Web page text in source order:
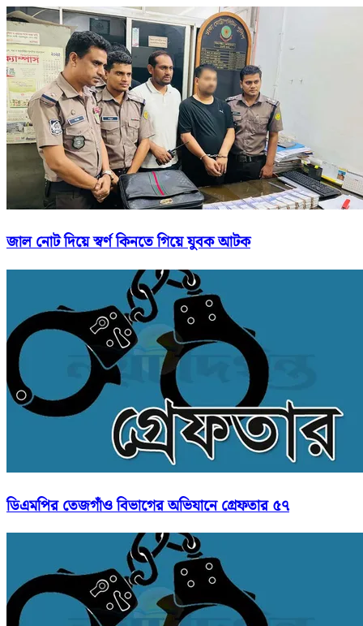
জাল নোট দিয়ে স্বর্ণ কিনতে গিয়ে যুবক আটক
ডিএমপির তেজগাঁও বিভাগের অভিযানে গ্রেফতার ৫৭